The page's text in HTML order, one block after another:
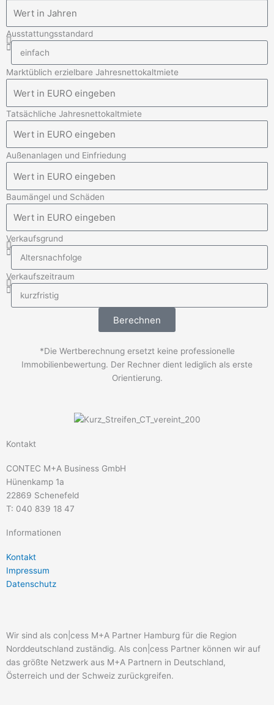
Ausstattungsstandard
Marktüblich erzielbare Jahresnettokaltmiete
Tatsächliche Jahresnettokaltmiete
Außenanlagen und Einfriedung
Baumängel und Schäden
Verkaufsgrund
Verkaufszeitraum
Berechnen
*Die Wertberechnung ersetzt keine professionelle
Immobilienbewertung. Der Rechner dient lediglich als erste
Orientierung.
Kontakt
CONTEC M+A Business GmbH
Hünenkamp 1a
22869 Schenefeld
T: 040 839 18 47
Informationen
Kontakt
Impressum
Datenschutz
Wir sind als con|cess M+A Partner Hamburg für die Region
Norddeutschland zuständig. Als con|cess Partner können wir auf
das größte Netzwerk aus M+A Partnern in Deutschland,
Österreich und der Schweiz zurückgreifen.